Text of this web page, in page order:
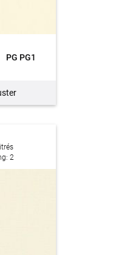
PG PG1
2